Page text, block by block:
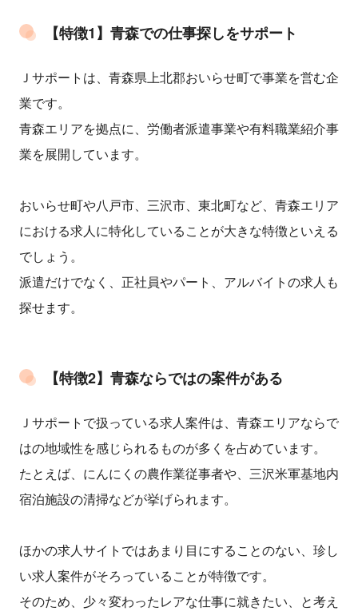
【特徴1】青森での仕事探しをサポート
Ｊサポートは、青森県上北郡おいらせ町で事業を営む企
業です。
青森エリアを拠点に、労働者派遣事業や有料職業紹介事
業を展開しています。
おいらせ町や八戸市、三沢市、東北町など、青森エリア
における求人に特化していることが大きな特徴といえる
でしょう。
派遣だけでなく、正社員やパート、アルバイトの求人も
探せます。
【特徴2】青森ならではの案件がある
Ｊサポートで扱っている求人案件は、青森エリアならで
はの地域性を感じられるものが多くを占めています。
たとえば、にんにくの農作業従事者や、三沢米軍基地内
宿泊施設の清掃などが挙げられます。
ほかの求人サイトではあまり目にすることのない、珍し
い求人案件がそろっていることが特徴です。
そのため、少々変わったレアな仕事に就きたい、と考え